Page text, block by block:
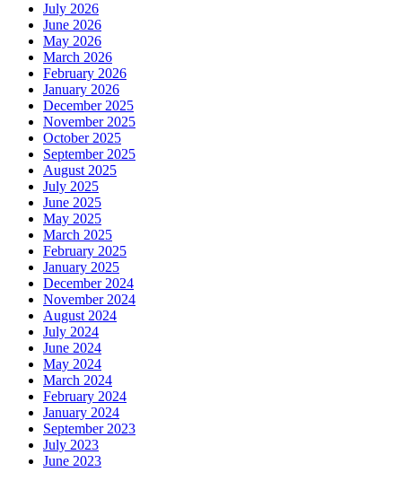
July 2026
June 2026
May 2026
March 2026
February 2026
January 2026
December 2025
November 2025
October 2025
September 2025
August 2025
July 2025
June 2025
May 2025
March 2025
February 2025
January 2025
December 2024
November 2024
August 2024
July 2024
June 2024
May 2024
March 2024
February 2024
January 2024
September 2023
July 2023
June 2023